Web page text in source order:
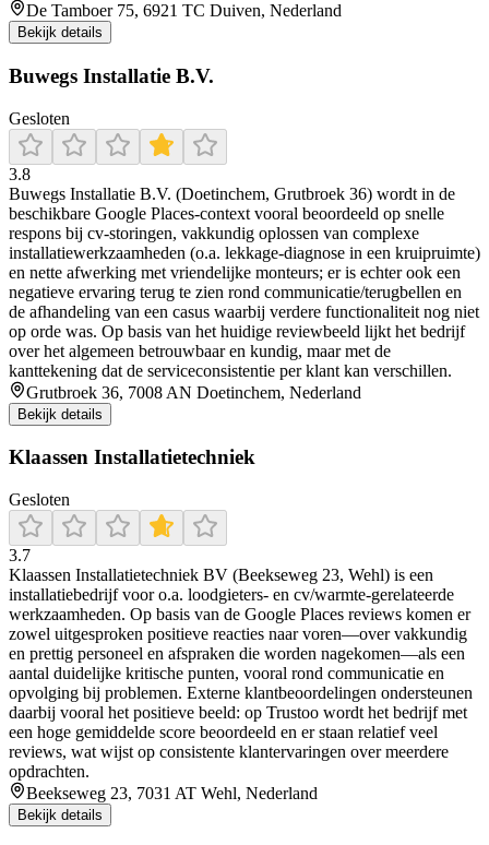
De Tamboer 75, 6921 TC Duiven, Nederland
Bekijk details
Buwegs Installatie B.V.
Gesloten
3.8
Buwegs Installatie B.V. (Doetinchem, Grutbroek 36) wordt in de
beschikbare Google Places-context vooral beoordeeld op snelle
respons bij cv-storingen, vakkundig oplossen van complexe
installatiewerkzaamheden (o.a. lekkage-diagnose in een kruipruimte)
en nette afwerking met vriendelijke monteurs; er is echter ook een
negatieve ervaring terug te zien rond communicatie/terugbellen en
de afhandeling van een casus waarbij verdere functionaliteit nog niet
op orde was. Op basis van het huidige reviewbeeld lijkt het bedrijf
over het algemeen betrouwbaar en kundig, maar met de
kanttekening dat de serviceconsistentie per klant kan verschillen.
Grutbroek 36, 7008 AN Doetinchem, Nederland
Bekijk details
Klaassen Installatietechniek
Gesloten
3.7
Klaassen Installatietechniek BV (Beekseweg 23, Wehl) is een
installatiebedrijf voor o.a. loodgieters- en cv/warmte-gerelateerde
werkzaamheden. Op basis van de Google Places reviews komen er
zowel uitgesproken positieve reacties naar voren—over vakkundig
en prettig personeel en afspraken die worden nagekomen—als een
aantal duidelijke kritische punten, vooral rond communicatie en
opvolging bij problemen. Externe klantbeoordelingen ondersteunen
daarbij vooral het positieve beeld: op Trustoo wordt het bedrijf met
een hoge gemiddelde score beoordeeld en er staan relatief veel
reviews, wat wijst op consistente klantervaringen over meerdere
opdrachten.
Beekseweg 23, 7031 AT Wehl, Nederland
Bekijk details